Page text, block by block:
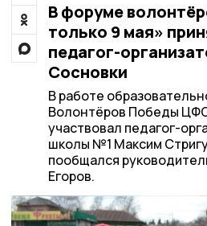
В форуме
только 9 мая»
педагог-
Сосновки
В работе
Волонтёров Победы
участвовал педагог-
школы №1 Максим
пообщался
Егоров.